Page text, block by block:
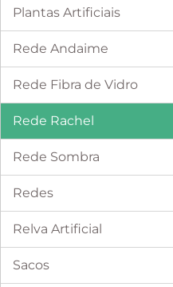
Plantas Artificiais
Rede Andaime
Rede Fibra de Vidro
Rede Rachel
Rede Sombra
Redes
Relva Artificial
Sacos